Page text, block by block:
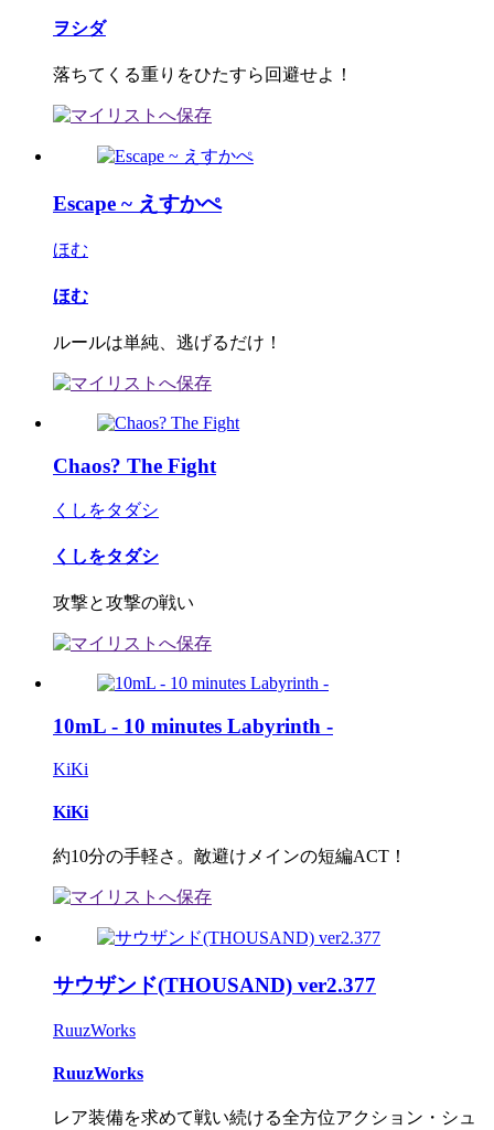
ヲシダ
落ちてくる重りをひたすら回避せよ！
Escape ~ えすかぺ
ほむ
ほむ
ルールは単純、逃げるだけ！
Chaos? The Fight
くしをタダシ
くしをタダシ
攻撃と攻撃の戦い
10mL - 10 minutes Labyrinth -
KiKi
KiKi
約10分の手軽さ。敵避けメインの短編ACT！
サウザンド(THOUSAND) ver2.377
RuuzWorks
RuuzWorks
レア装備を求めて戦い続ける全方位アクション・シュ